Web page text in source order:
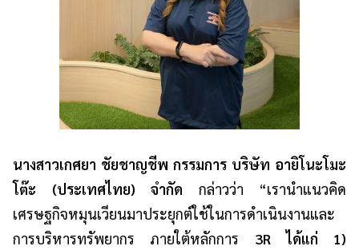
นางสาวเกศยา ชัยชาญชีพ กรรมการ บริษัท อายิโนะโมะ
โต๊ะ (ประเทศไทย) จำกัด กล่าวว่า “เรานำแนวคิด
เศรษฐกิจหมุนเวียนมาประยุกต์ใช้ในการดำเนินงานและ
การบริหารทรัพยากร ภายใต้หลักการ 3R ได้แก่ 1)